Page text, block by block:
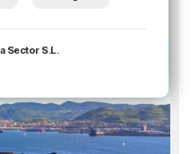
cerrará el día del
Sector S.L.